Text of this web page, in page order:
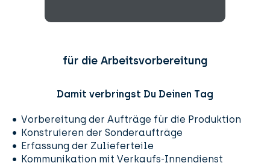
für die Arbeitsvorbereitung
Damit verbringst Du Deinen Tag
Vorbereitung der Aufträge für die Produktion
Konstruieren der Sonderaufträge
Erfassung der Zulieferteile
Kommunikation mit Verkaufs-Innendienst